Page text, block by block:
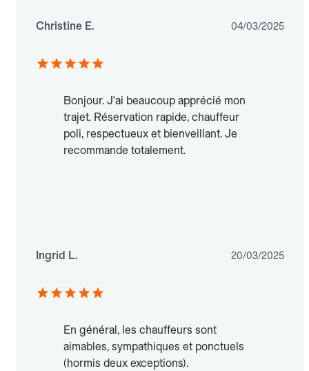
Christine E. 04/03/2025
Bonjour. J'ai beaucoup apprécié mon
trajet. Réservation rapide, chauffeur
poli, respectueux et bienveillant. Je
recommande totalement.
Ingrid L. 20/03/2025
En général, les chauffeurs sont
aimables, sympathiques et ponctuels
(hormis deux exceptions).